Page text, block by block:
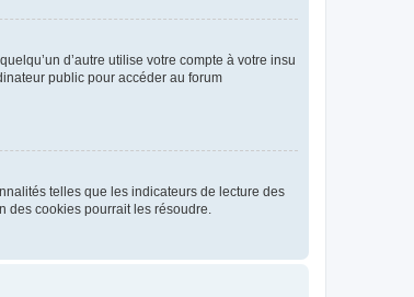
d’autre utilise votre compte à votre insu
public pour accéder au forum
telles que les indicateurs de lecture des
des cookies pourrait les résoudre.